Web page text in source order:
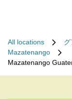
All locations グ
Mazatenango
Mazatenango